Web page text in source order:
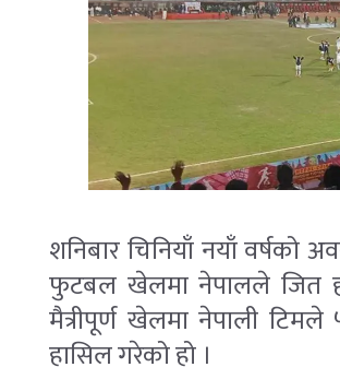
शनिबार चिनियाँ नयाँ वर्षको
फुटबल खेलमा नेपालले जित
मैत्रीपूर्ण खेलमा नेपाली
हासिल गरेको हो ।